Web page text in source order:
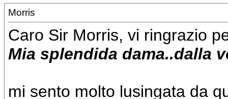
Morris
Caro Sir Morris, vi ringrazio
Mia splendida dama..dalla
mi sento molto lusingata da